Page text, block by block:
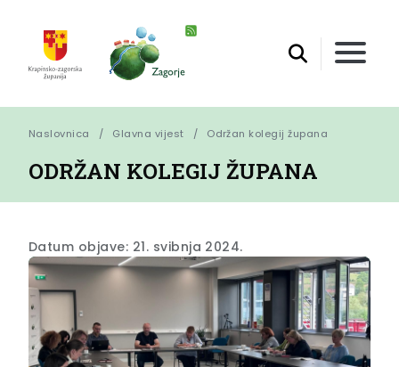
Naslovnica Glavna vijest Održan kolegij župana
ODRŽAN KOLEGIJ ŽUPANA
Datum objave: 21. svibnja 2024.